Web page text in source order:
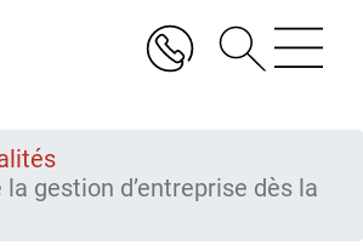
gestion d’entreprise dès la